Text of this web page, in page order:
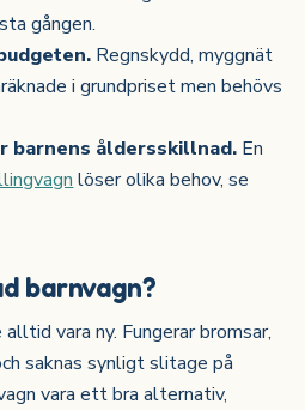
gången.
Regnskydd, myggnät
i grundpriset men behövs
barnens åldersskillnad. En
löser olika behov, se
barnvagn?
vara ny. Fungerar bromsar,
saknas synligt slitage på
vara ett bra alternativ,